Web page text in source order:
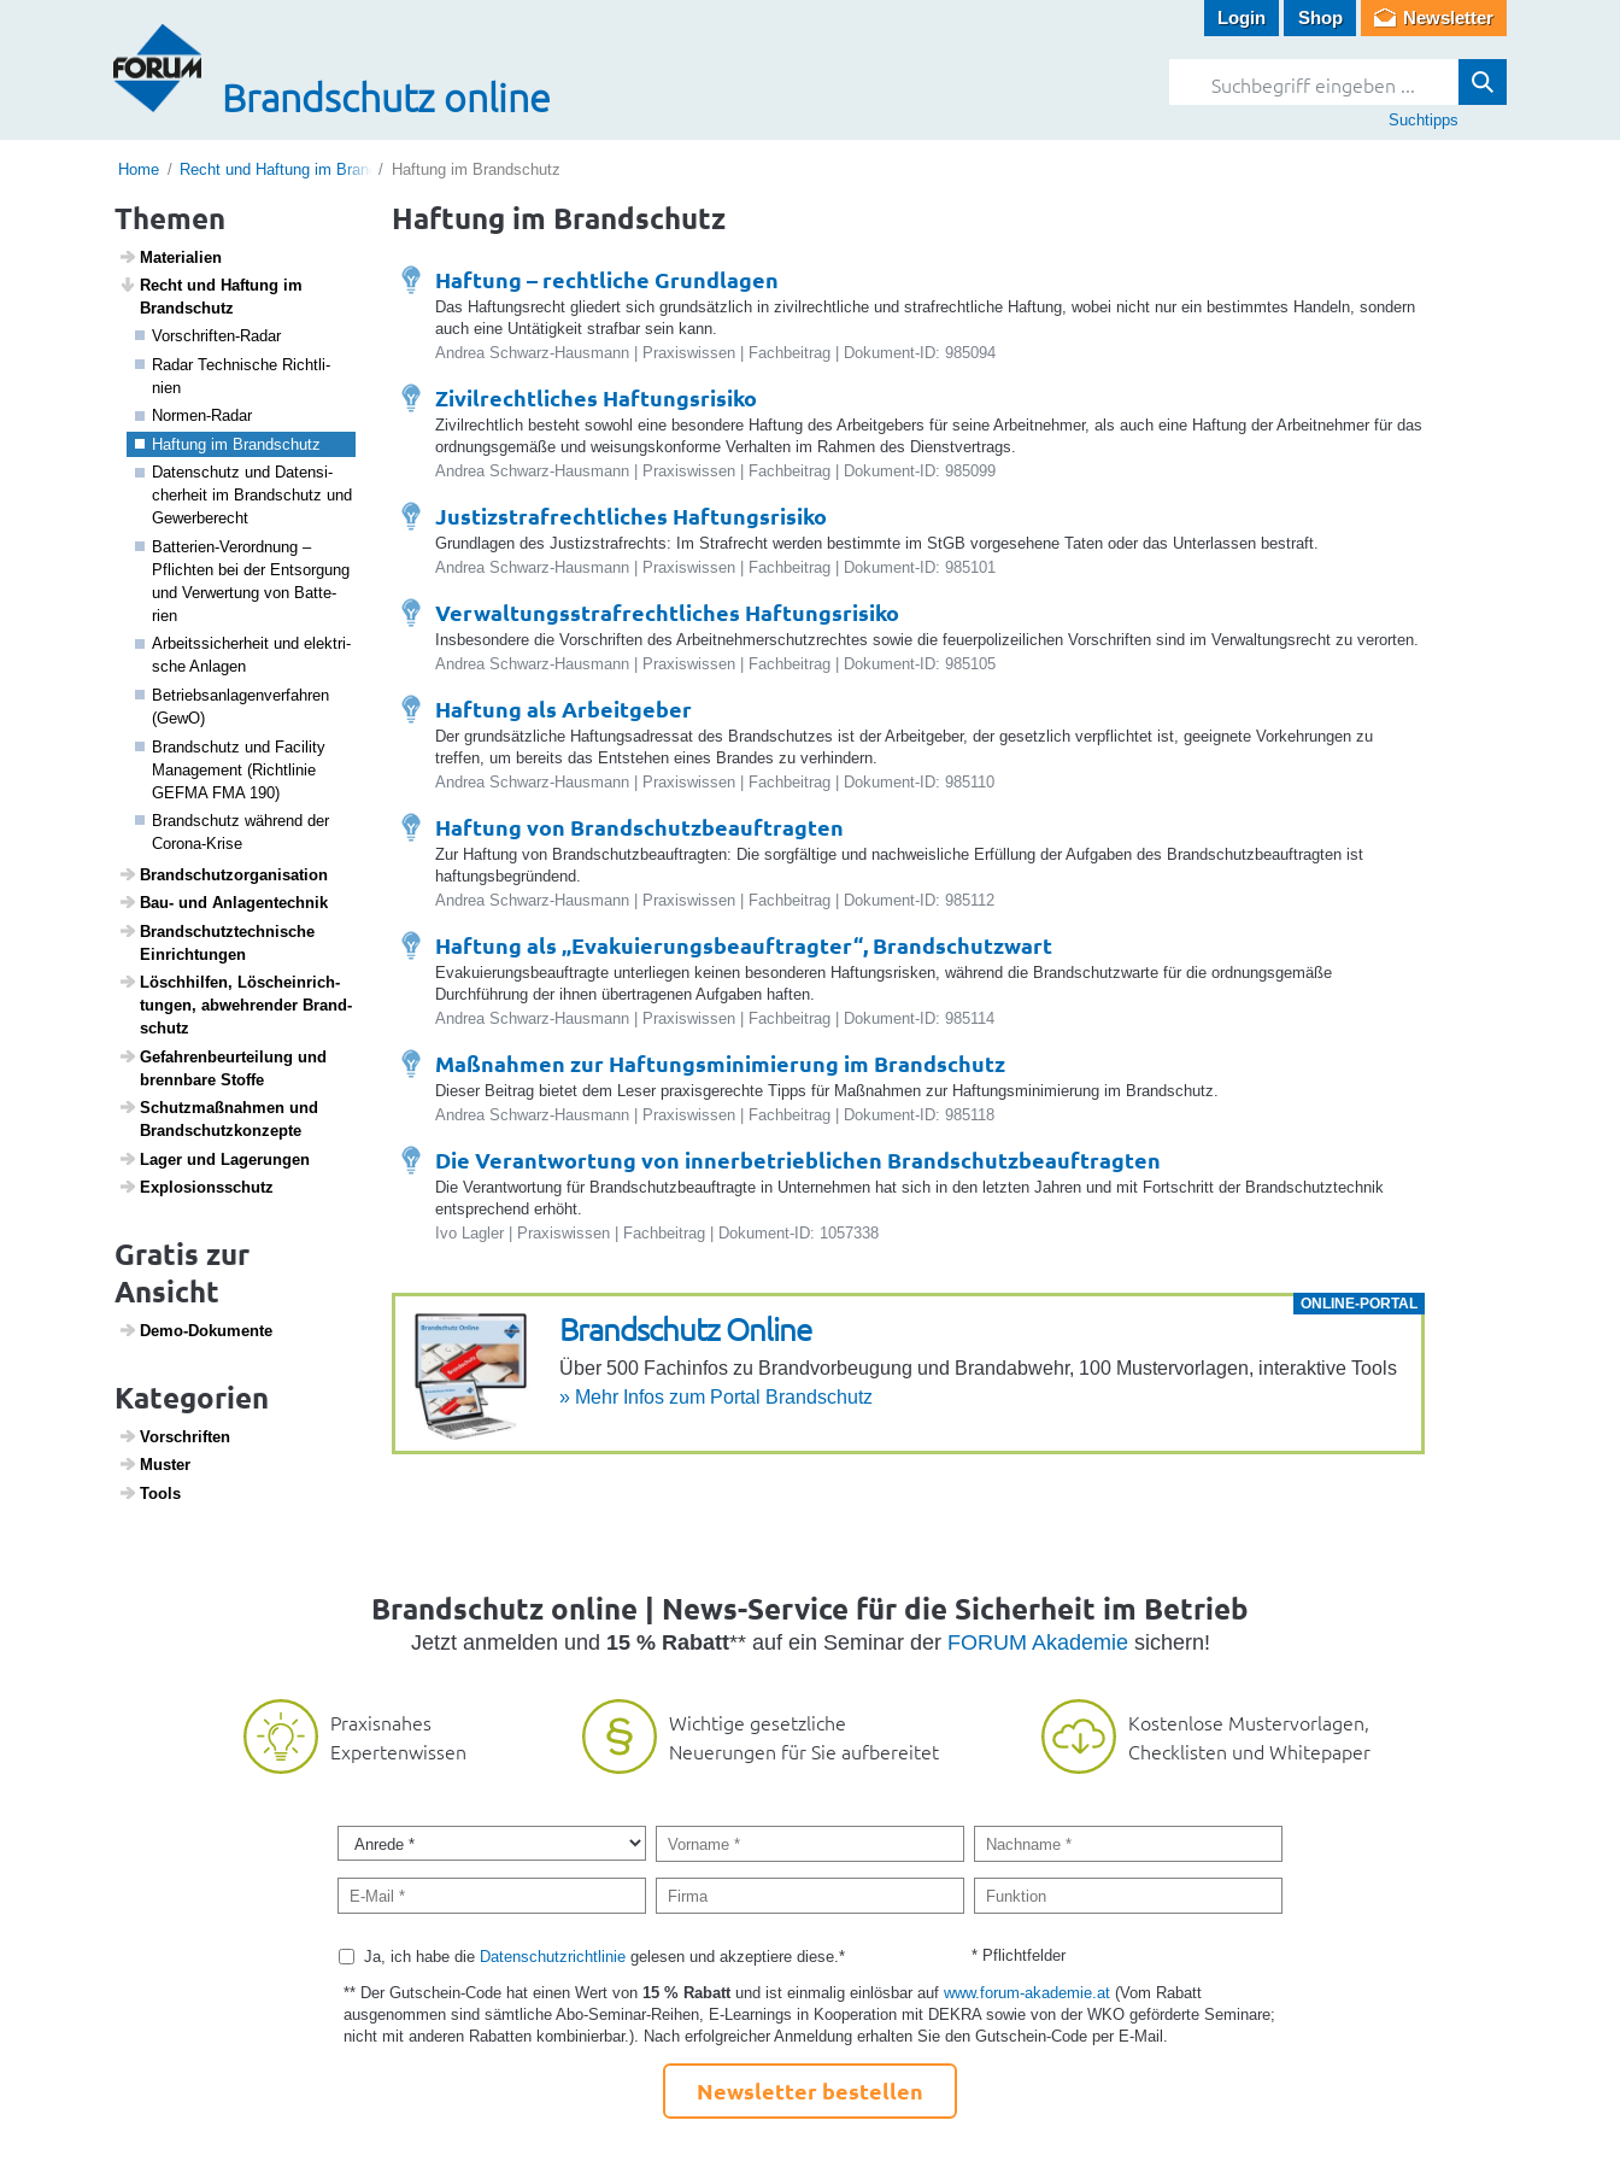
Brandschutz online
Login Shop Newsletter
Suchtipps
Home Recht und Haftung im BrandschutzHaftung im Brandschutz
Themen
Mate­ri­a­lien
Recht und Haftung im
Brand­schutz
Vorschriften-Radar
Radar Tech­ni­sche Richt­li­
nien
Normen-Radar
Haftung im Brand­schutz
Daten­schutz und Daten­si­
cher­heit im Brand­schutz und
Gewer­be­recht
Batte­rien-Verord­nung –
Pflichten bei der Entsor­gung
und Verwer­tung von Batte­
rien
Arbeits­si­cher­heit und elek­tri­
sche Anlagen
Betriebs­an­la­gen­ver­fahren
(GewO)
Brand­schutz und Faci­lity
Manage­ment (Richt­linie
GEFMA FMA 190)
Brand­schutz während der
Corona-Krise
Brand­schutz­or­ga­ni­sa­tion
Bau- und Anlagen­technik
Brand­schutz­tech­ni­sche
Einrich­tungen
Lösch­hilfen, Lösch­ein­rich­
tungen, abweh­render Brand­
schutz
Gefah­ren­be­ur­tei­lung und
brenn­bare Stoffe
Schutz­maß­nahmen und
Brand­schutz­kon­zepte
Lager und Lage­rungen
Explo­si­ons­schutz
Gratis zur
Ansicht
Demo-Doku­mente
Kategorien
Vorschriften
Muster
Tools
Haftung im Brandschutz
Haftung – rechtliche Grundlagen
Das Haftungsrecht gliedert sich grundsätzlich in zivilrechtliche und strafrechtliche Haftung, wobei nicht nur ein bestimmtes Handeln, sondern
auch eine Untätigkeit strafbar sein kann.
Andrea Schwarz-Hausmann | Praxiswissen | Fachbeitrag | Dokument-ID: 985094
Zivilrechtliches Haftungsrisiko
Zivilrechtlich besteht sowohl eine besondere Haftung des Arbeitgebers für seine Arbeitnehmer, als auch eine Haftung der Arbeitnehmer für das
ordnungsgemäße und weisungskonforme Verhalten im Rahmen des Dienstvertrags.
Andrea Schwarz-Hausmann | Praxiswissen | Fachbeitrag | Dokument-ID: 985099
Justizstrafrechtliches Haftungsrisiko
Grundlagen des Justizstrafrechts: Im Strafrecht werden bestimmte im StGB vorgesehene Taten oder das Unterlassen bestraft.
Andrea Schwarz-Hausmann | Praxiswissen | Fachbeitrag | Dokument-ID: 985101
Verwaltungsstrafrechtliches Haftungsrisiko
Insbesondere die Vorschriften des Arbeitnehmerschutzrechtes sowie die feuerpolizeilichen Vorschriften sind im Verwaltungsrecht zu verorten.
Andrea Schwarz-Hausmann | Praxiswissen | Fachbeitrag | Dokument-ID: 985105
Haftung als Arbeitgeber
Der grundsätzliche Haftungsadressat des Brandschutzes ist der Arbeitgeber, der gesetzlich verpflichtet ist, geeignete Vorkehrungen zu
treffen, um bereits das Entstehen eines Brandes zu verhindern.
Andrea Schwarz-Hausmann | Praxiswissen | Fachbeitrag | Dokument-ID: 985110
Haftung von Brandschutzbeauftragten
Zur Haftung von Brandschutzbeauftragten: Die sorgfältige und nachweisliche Erfüllung der Aufgaben des Brandschutzbeauftragten ist
haftungsbegründend.
Andrea Schwarz-Hausmann | Praxiswissen | Fachbeitrag | Dokument-ID: 985112
Haftung als „Evakuierungsbeauftragter“, Brandschutzwart
Evakuierungsbeauftragte unterliegen keinen besonderen Haftungsrisken, während die Brandschutzwarte für die ordnungsgemäße
Durchführung der ihnen übertragenen Aufgaben haften.
Andrea Schwarz-Hausmann | Praxiswissen | Fachbeitrag | Dokument-ID: 985114
Maßnahmen zur Haftungsminimierung im Brandschutz
Dieser Beitrag bietet dem Leser praxisgerechte Tipps für Maßnahmen zur Haftungsminimierung im Brandschutz.
Andrea Schwarz-Hausmann | Praxiswissen | Fachbeitrag | Dokument-ID: 985118
Die Verantwortung von innerbetrieblichen Brandschutzbeauftragten
Die Verantwortung für Brandschutzbeauftragte in Unternehmen hat sich in den letzten Jahren und mit Fortschritt der Brandschutztechnik
entsprechend erhöht.
Ivo Lagler | Praxiswissen | Fachbeitrag | Dokument-ID: 1057338
ONLINE-PORTAL
Brand­schutz Online
Über 500 Fach­infos zu Brand­vor­beu­gung und Brand­ab­wehr, 100 Muster­vor­lagen, inter­ak­tive Tools
» Mehr Infos zum Portal Brand­schutz
Brandschutz online | News-Service für die Sicherheit im Betrieb
Jetzt anmelden und 15 % Rabatt** auf ein Seminar der FORUM Akademiesichern!
Praxisnahes
Expertenwissen
Wichtige gesetzliche
Neuerungen für Sie aufbereitet
Kostenlose Mustervorlagen,
Checklisten und Whitepaper
Ja, ich habe die Datenschutzrichtliniegelesen und akzeptiere diese.* * Pflichtfelder
** Der Gutschein-Code hat einen Wert von 15 % Rabattund ist einmalig einlösbar aufwww.forum-akademie.at (Vom Rabatt
ausgenommen sind sämtliche Abo-Seminar-Reihen, E-Learnings in Kooperation mit DEKRA sowie von der WKO geförderte Seminare;
nicht mit anderen Rabatten kombinierbar.). Nach erfolgreicher Anmeldung erhalten Sie den Gutschein-Code per E-Mail.
Newsletter bestellen